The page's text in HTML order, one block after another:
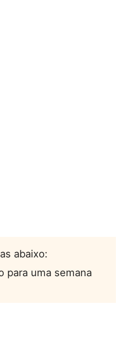
abaixo:
para uma semana